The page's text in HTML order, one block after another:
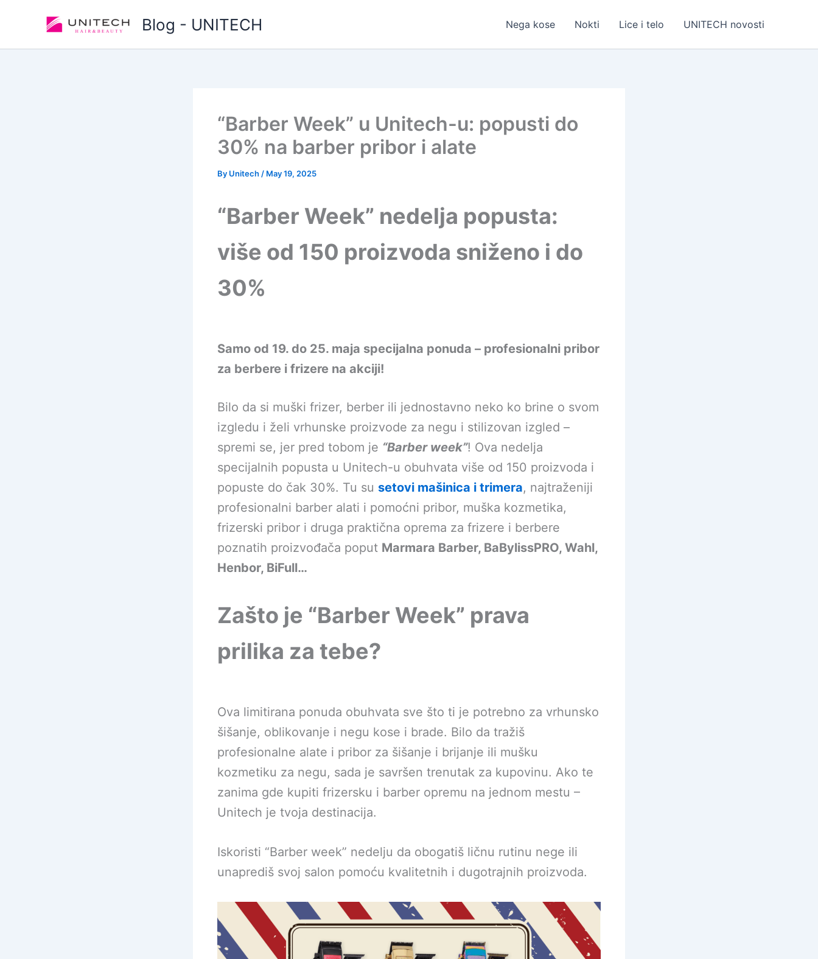
Blog - UNITECH Nega kose Nokti Lice i telo UNITECH novosti
“Barber Week” u Unitech-u: popusti do
30% na barber pribor i alate
By Unitech / May 19, 2025
“Barber Week” nedelja popusta:
više od 150 proizvoda sniženo i do
30%
Samo od 19. do 25. maja specijalna ponuda – profesionalni pribor
za berbere i frizere na akciji!
Bilo da si muški frizer, berber ili jednostavno neko ko brine o svom
izgledu i želi vrhunske proizvode za negu i stilizovan izgled –
spremi se, jer pred tobom je “Barber week”! Ova nedelja
specijalnih popusta u Unitech-u obuhvata više od 150 proizvoda i
popuste do čak 30%. Tu su setovi mašinica i trimera, najtraženiji
profesionalni barber alati i pomoćni pribor, muška kozmetika,
frizerski pribor i druga praktična oprema za frizere i berbere
poznatih proizvođača poput Marmara Barber, BaBylissPRO, Wahl,
Henbor, BiFull…
Zašto je “Barber Week” prava
prilika za tebe?
Ova limitirana ponuda obuhvata sve što ti je potrebno za vrhunsko
šišanje, oblikovanje i negu kose i brade. Bilo da tražiš
profesionalne alate i pribor za šišanje i brijanje ili mušku
kozmetiku za negu, sada je savršen trenutak za kupovinu. Ako te
zanima gde kupiti frizersku i barber opremu na jednom mestu –
Unitech je tvoja destinacija.
Iskoristi “Barber week” nedelju da obogatiš ličnu rutinu nege ili
unaprediš svoj salon pomoću kvalitetnih i dugotrajnih proizvoda.